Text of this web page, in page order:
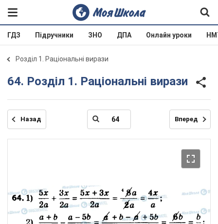
ГДЗ Підручники ЗНО ДПА Онлайн уроки
Розділ 1. Раціональні вирази
64. Розділ 1. Раціональні вирази
Назад Вперед